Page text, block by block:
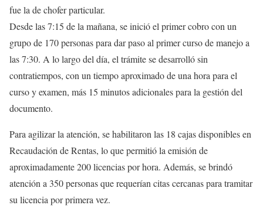
fue la de chofer particular.
Desde las 7:15 de la mañana, se inició el primer cobro con un
grupo de 170 personas para dar paso al primer curso de manejo a
las 7:30. A lo largo del día, el trámite se desarrolló sin
contratiempos, con un tiempo aproximado de una hora para el
curso y examen, más 15 minutos adicionales para la gestión del
documento.
Para agilizar la atención, se habilitaron las 18 cajas disponibles en
Recaudación de Rentas, lo que permitió la emisión de
aproximadamente 200 licencias por hora. Además, se brindó
atención a 350 personas que requerían citas cercanas para tramitar
su licencia por primera vez.